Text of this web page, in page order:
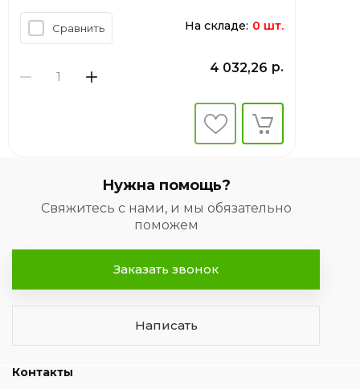
Сравнить На складе: 0 шт.
4 032,26 р.
Нужна помощь?
Свяжитесь с нами, и мы обязательно
поможем
Заказать звонок
Написать
Контакты